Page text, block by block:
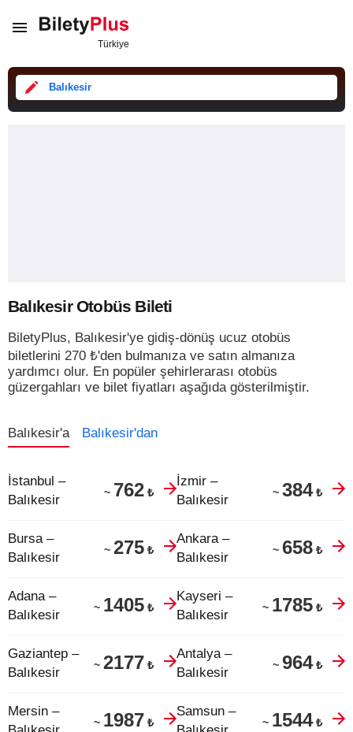
Balıkesir
Balıkesir Otobüs Bileti
BiletyPlus, Balıkesir'ye gidiş-dönüş ucuz otobüs
biletlerini 270 ₺'den bulmanıza ve satın almanıza
yardımcı olur. En popüler şehirlerarası otobüs
güzergahları ve bilet fiyatları aşağıda gösterilmiştir.
Balıkesir'a Balıkesir'dan
İstanbul –
Balıkesir
~ 762 ₺
İzmir –
Balıkesir
~ 384 ₺
Bursa –
Balıkesir
~ 275 ₺
Ankara –
Balıkesir
~ 658 ₺
Adana –
Balıkesir
~ 1405 ₺
Kayseri –
Balıkesir
~ 1785 ₺
Gaziantep –
Balıkesir
~ 2177 ₺
Antalya –
Balıkesir
~ 964 ₺
Mersin –
~ 1987 ₺
Samsun –
~ 1544 ₺